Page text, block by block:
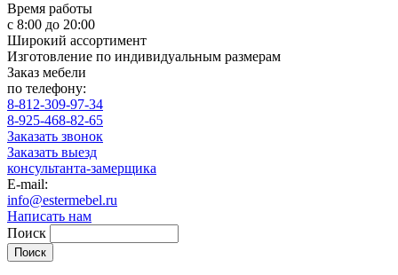
Время работы
с 8:00 до 20:00
Широкий ассортимент
Изготовление по индивидуальным размерам
Заказ мебели
по телефону:
8-812-309-97-34
8-925-468-82-65
Заказать звонок
Заказать выезд
консультанта-замерщика
E-mail:
info@estermebel.ru
Написать нам
Поиск